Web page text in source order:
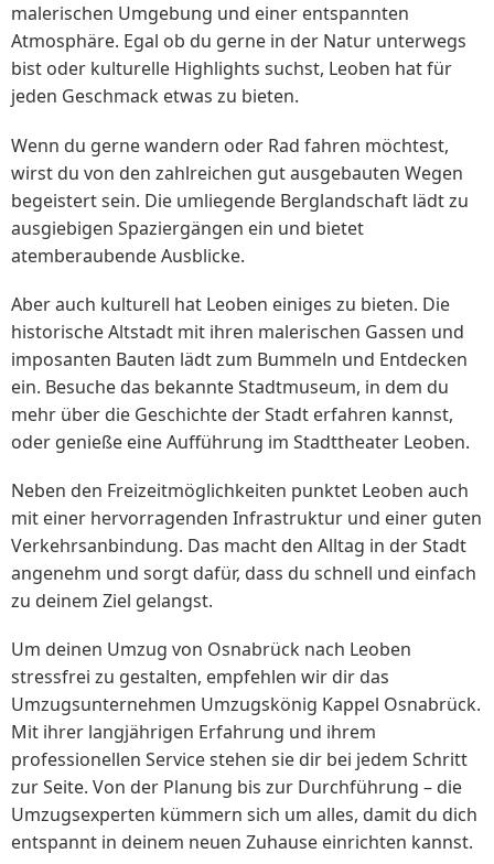
malerischen Umgebung und einer entspannten
Atmosphäre. Egal ob du gerne in der Natur unterwegs
bist oder kulturelle Highlights suchst, Leoben hat für
jeden Geschmack etwas zu bieten.
Wenn du gerne wandern oder Rad fahren möchtest,
wirst du von den zahlreichen gut ausgebauten Wegen
begeistert sein. Die umliegende Berglandschaft lädt zu
ausgiebigen Spaziergängen ein und bietet
atemberaubende Ausblicke.
Aber auch kulturell hat Leoben einiges zu bieten. Die
historische Altstadt mit ihren malerischen Gassen und
imposanten Bauten lädt zum Bummeln und Entdecken
ein. Besuche das bekannte Stadtmuseum, in dem du
mehr über die Geschichte der Stadt erfahren kannst,
oder genieße eine Aufführung im Stadttheater Leoben.
Neben den Freizeitmöglichkeiten punktet Leoben auch
mit einer hervorragenden Infrastruktur und einer guten
Verkehrsanbindung. Das macht den Alltag in der Stadt
angenehm und sorgt dafür, dass du schnell und einfach
zu deinem Ziel gelangst.
Um deinen Umzug von Osnabrück nach Leoben
stressfrei zu gestalten, empfehlen wir dir das
Umzugsunternehmen Umzugskönig Kappel Osnabrück.
Mit ihrer langjährigen Erfahrung und ihrem
professionellen Service stehen sie dir bei jedem Schritt
zur Seite. Von der Planung bis zur Durchführung – die
Umzugsexperten kümmern sich um alles, damit du dich
entspannt in deinem neuen Zuhause einrichten kannst.